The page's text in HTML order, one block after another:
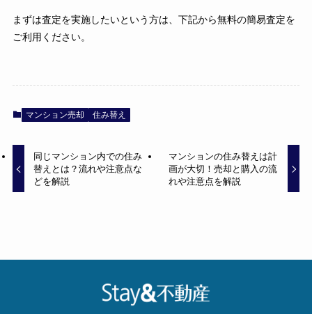
まずは査定を実施したいという方は、下記から無料の簡易査定を
ご利用ください。
マンション売却 住み替え
同じマンション内での住み
替えとは？流れや注意点な
どを解説
マンションの住み替えは計
画が大切！売却と購入の流
れや注意点を解説